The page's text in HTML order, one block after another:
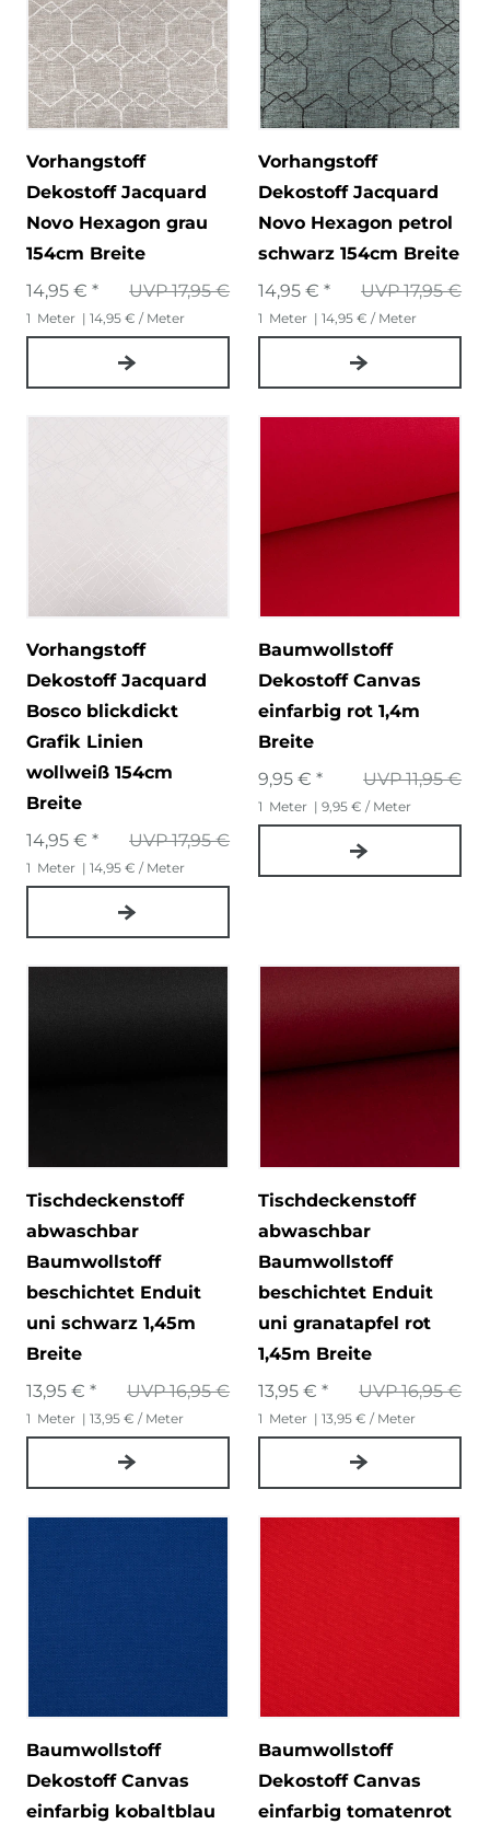
Vorhangstoff
Dekostoff Jacquard
Novo Hexagon grau
154cm Breite
UVP 17,95 €
14,95 € *
1 Meter | 14,95 € / Meter
Vorhangstoff
Dekostoff Jacquard
Novo Hexagon petrol
schwarz 154cm Breite
UVP 17,95 €
14,95 € *
1 Meter | 14,95 € / Meter
Vorhangstoff
Dekostoff Jacquard
Bosco blickdickt
Grafik Linien
wollweiß 154cm
Breite
UVP 17,95 €
14,95 € *
1 Meter | 14,95 € / Meter
Baumwollstoff
Dekostoff Canvas
einfarbig rot 1,4m
Breite
UVP 11,95 €
9,95 € *
1 Meter | 9,95 € / Meter
Tischdeckenstoff
abwaschbar
Baumwollstoff
beschichtet Enduit
uni schwarz 1,45m
Breite
UVP 16,95 €
13,95 € *
1 Meter | 13,95 € / Meter
Tischdeckenstoff
abwaschbar
Baumwollstoff
beschichtet Enduit
uni granatapfel rot
1,45m Breite
UVP 16,95 €
13,95 € *
1 Meter | 13,95 € / Meter
Baumwollstoff
Dekostoff Canvas
einfarbig kobaltblau
Baumwollstoff
Dekostoff Canvas
einfarbig tomatenrot